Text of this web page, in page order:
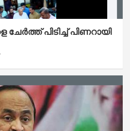
ചേർത്ത് പിടിച്ച് പിണറായി